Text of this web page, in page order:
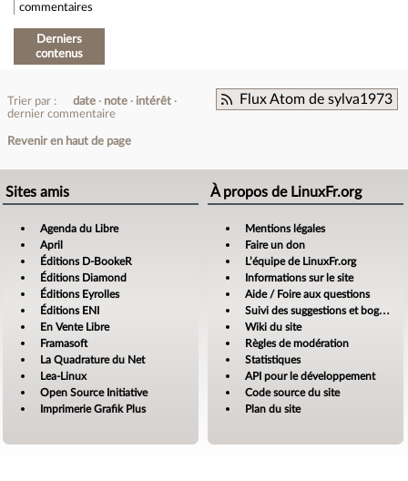
commentaires
Derniers
contenus
Flux Atom de sylva1973
Trier par : date note
intérêt
dernier commentaire
Revenir en haut de page
Sites amis
Agenda du Libre
April
Éditions D-BookeR
Éditions Diamond
Éditions Eyrolles
Éditions ENI
En Vente Libre
Framasoft
La Quadrature du Net
Lea-Linux
Open Source Initiative
Imprimerie Grafik Plus
À propos de LinuxFr.org
Mentions légales
Faire un don
L’équipe de LinuxFr.org
Informations sur le site
Aide / Foire aux questions
Suivi des suggestions et bogues
Wiki du site
Règles de modération
Statistiques
API pour le développement
Code source du site
Plan du site